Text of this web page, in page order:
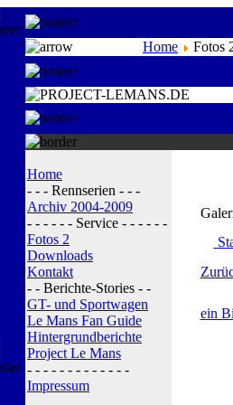
Home Fotos
Home
- - - Rennserien - - -
Archiv 2004-2009
- - - - - - Service - - - - - -
Fotos 2
Downloads
Kontakt
- - Berichte-Stories - -
GT- und Sportwagen
Le Mans Fan Guide
Hintergrundberichte
Project Le Mans
- - - - - - - - - - - - -
Impressum
ein